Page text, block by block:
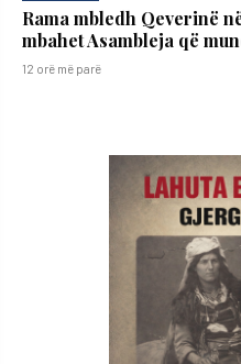
Rama mbledh Qeverinë
mbahet Asambleja që
12 orë më parë